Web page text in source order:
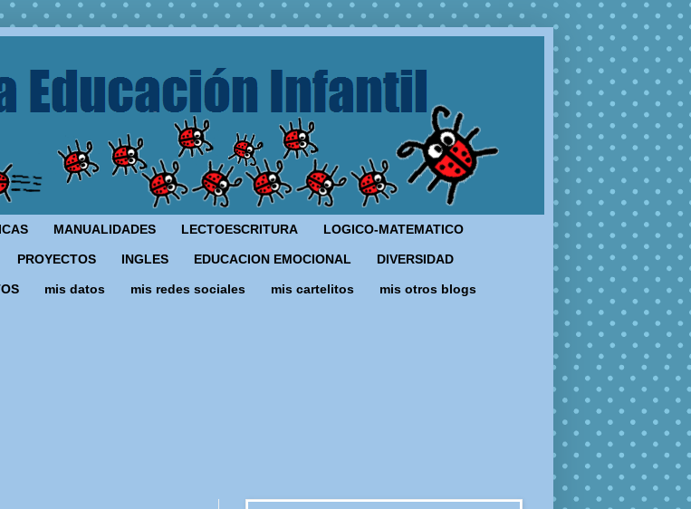
MANUALIDADES LECTOESCRITURA LOGICO-MATEMATICO
PROYECTOS INGLES EDUCACION EMOCIONAL DIVERSIDAD
mis datos mis redes sociales mis cartelitos mis otros blogs